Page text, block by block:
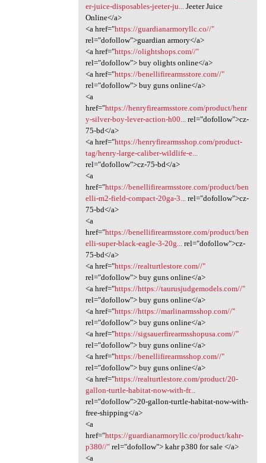
er-juice-disposables-jeeter-ju...
Jeeter Juice
Online</a>
<a href="https://guardianarmoryllc.co//"
rel="dofollow">guardian armory</a>
<a href="https://olightshops.com//"
rel="dofollow"> buy olights online</a>
<a href="https://benellifirearmsstore.com//"
rel="dofollow"> buy guns online</a>
<a
href="https://henryfirearmsstore.com/product/henr
y-silver-boy-lever-action-h00...
rel="dofollow">cz-
75-bd</a>
<a href="https://henryfirearmsshop.com/product-
tag/henry-large-caliber-wildlife-e...
rel="dofollow">cz-75-bd</a>
<a
href="https://benellifirearmsstore.com/product/ben
elli-m2-field-compact-20ga-3...
rel="dofollow">cz-
75-bd</a>
<a
href="https://benellifirearmsstore.com/product/ben
elli-super-black-eagle-3-20g...
rel="dofollow">cz-
75-bd</a>
<a href="https://realturtlestore.com//"
rel="dofollow"> buy guns online</a>
<a href="https://https://taurusjudgemodels.com//"
rel="dofollow"> buy guns online</a>
<a href="https://https://marlinarmsshop.com//"
rel="dofollow"> buy guns online</a>
<a href="https://sigsauerfirearmsshopusa.com//"
rel="dofollow"> buy guns online</a>
<a href="https://benellifirearmsshop.com//"
rel="dofollow"> buy guns online</a>
<a href="https://realturtlestore.com/product/20-
gallon-turtle-habitat-now-with-fr...
rel="dofollow">20-gallon-turtle-habitat-now-with-
free-shipping</a>
<a
href="https://guardianarmoryllc.co/product/kahr-
p380//"rel="dofollow"> kahr p380 for sale </a>
<a